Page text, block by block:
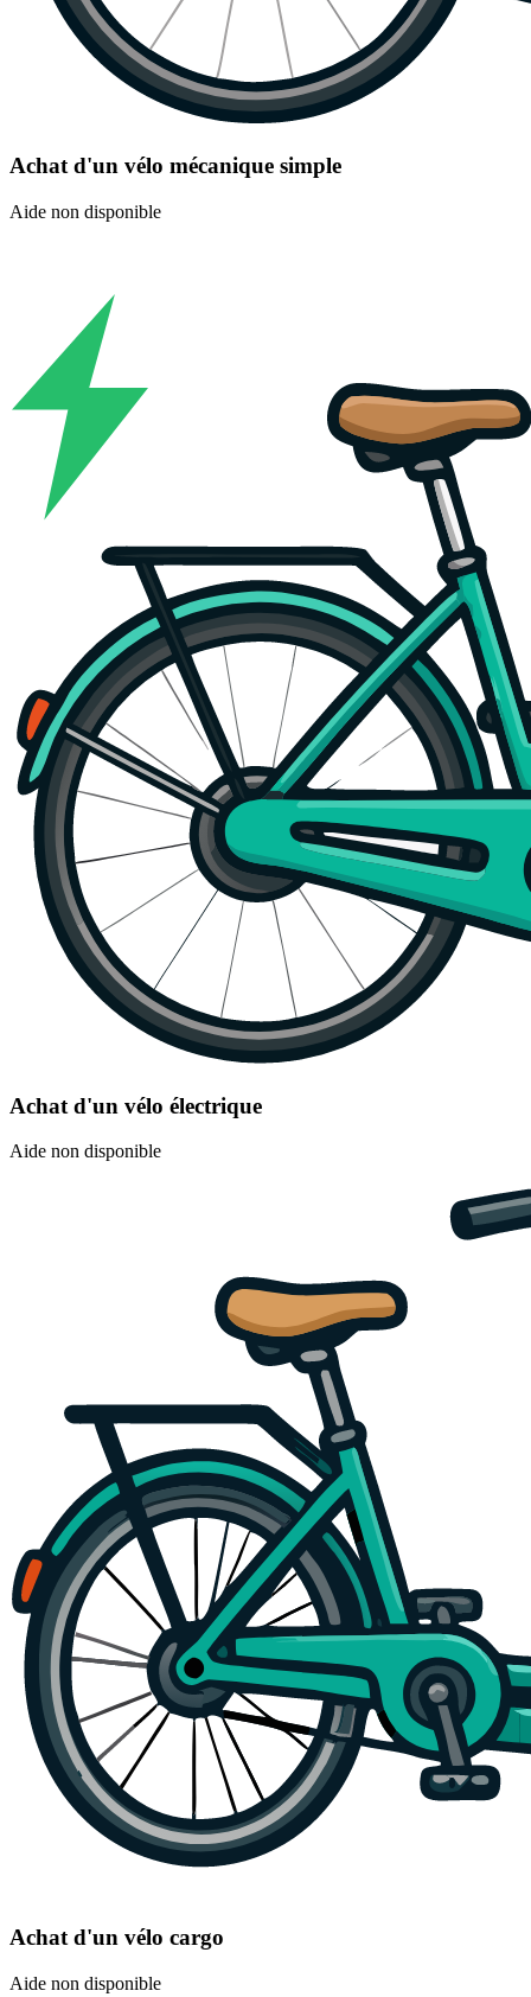
Achat d'un vélo mécanique simple
Aide non disponible
Achat d'un vélo électrique
Aide non disponible
Achat d'un vélo cargo
Aide non disponible